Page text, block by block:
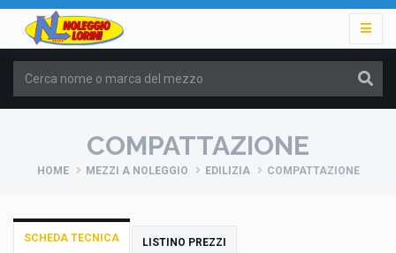
COMPATTAZIONE
HOME MEZZI A NOLEGGIO EDILIZIA COMPATTAZIONE
SCHEDA TECNICA LISTINO PREZZI